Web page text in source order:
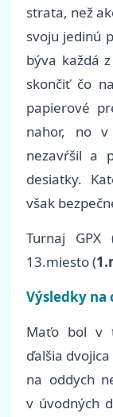
strata, než
svoju jedinú
býva každá
skončiť čo
papierové
nahor, no
nezavŕšil a
desiatky.
však
Turnaj GPX
13.miesto (
Výsledky na
Maťo bol v
ďalšia
na oddych
v úvodných